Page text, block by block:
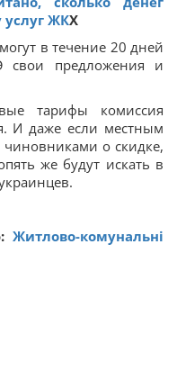
ЖКХ
в течение 20 дней
свои предложения и
тарифы комиссия
И даже если местным
чиновниками о скидке,
же будут искать в
Житлово-комунальні